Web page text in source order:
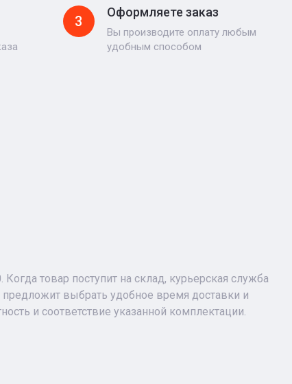
3
Оформляете заказ
Вы производите оплату любым
удобным способом
товар поступит на склад, курьерская служба
предложит выбрать удобное время доставки и
и соответствие указанной комплектации.